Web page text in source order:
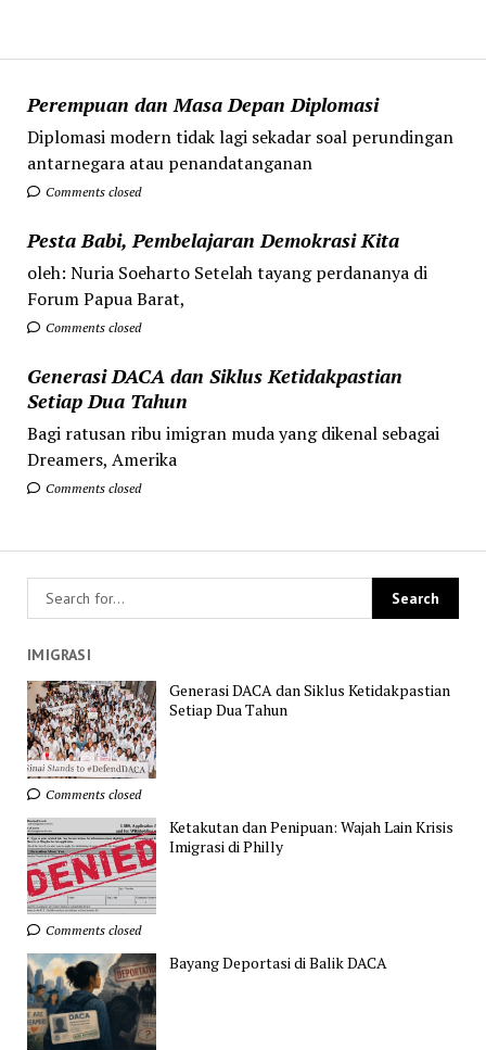
Perempuan dan Masa Depan Diplomasi
Diplomasi modern tidak lagi sekadar soal perundingan
antarnegara atau penandatanganan
Comments closed
Pesta Babi, Pembelajaran Demokrasi Kita
oleh: Nuria Soeharto Setelah tayang perdananya di
Forum Papua Barat,
Comments closed
Generasi DACA dan Siklus Ketidakpastian
Setiap Dua Tahun
Bagi ratusan ribu imigran muda yang dikenal sebagai
Dreamers, Amerika
Comments closed
IMIGRASI
Generasi DACA dan Siklus Ketidakpastian
Setiap Dua Tahun
Comments closed
Ketakutan dan Penipuan: Wajah Lain Krisis
Imigrasi di Philly
Comments closed
Bayang Deportasi di Balik DACA